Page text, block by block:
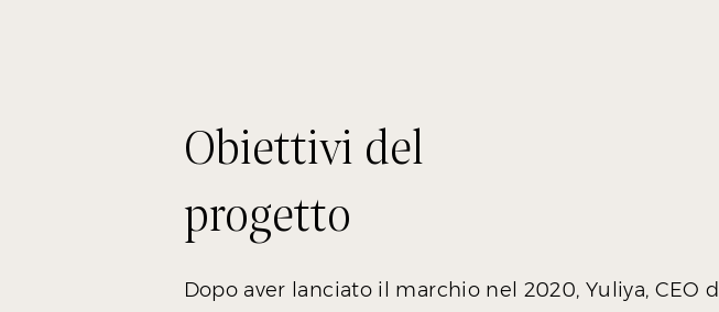
Obiettivi del
progetto
Dopo aver lanciato il marchio nel 2020, Yuliya, CEO